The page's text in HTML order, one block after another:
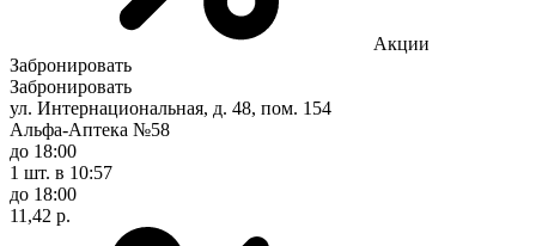
Акции
Забронировать
Забронировать
ул. Интернациональная, д. 48, пом. 154
Альфа-Аптека №58
до 18:00
1 шт. в 10:57
до 18:00
11,42 р.